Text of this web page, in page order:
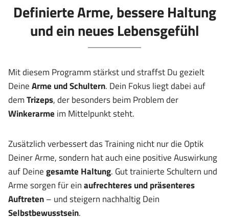
Definierte Arme, bessere Haltung
und ein neues Lebensgefühl
Mit diesem Programm stärkst und straffst Du gezielt
DeineArme und Schultern. Dein Fokus liegt dabei auf
demTrizeps, der besonders beim Problem der
Winkerarme im Mittelpunkt steht.
Zusätzlich verbessert das Training nicht nur die Optik
Deiner Arme, sondern hat auch eine positive Auswirkung
auf Deinegesamte Haltung. Gut trainierte Schultern und
Arme sorgen für einaufrechteres und präsenteres
Auftreten– und steigern nachhaltig Dein
Selbstbewusstsein.